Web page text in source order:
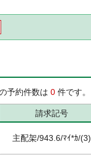
予約件数は 0 件です。
請求記号
主配架/943.6/ﾏｲ*ｶ/(3)